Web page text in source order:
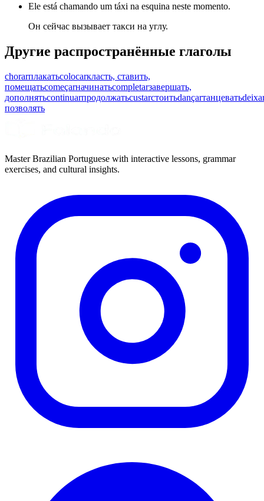
Ele está chamando um táxi na esquina neste momento.
Он сейчас вызывает такси на углу.
Другие распространённые глаголы
chorarплакатьcolocarкласть, ставить,
помещатьcomeçarначинатьcompletarзавершать,
дополнятьcontinuarпродолжатьcustarстоитьdançarтанцевать
позволять
Master Brazilian Portuguese with interactive lessons, grammar
exercises, and cultural insights.